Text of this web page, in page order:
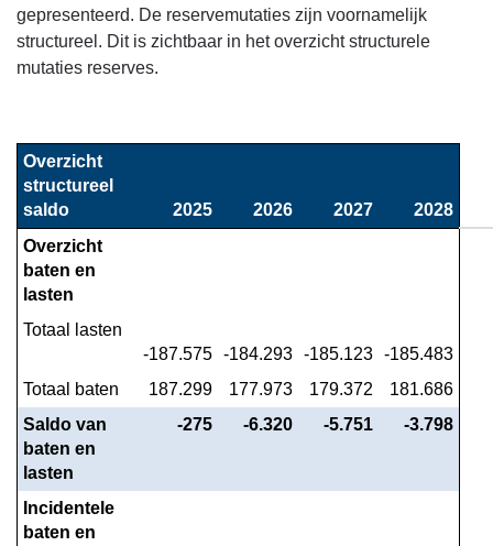
Het
overzicht
van
lasten
toelichting
Overzicht
incidentele
baten
lasten
gepresenteerd. De reservemutaties zijn voornamelijk
structureel. Dit is zichtbaar in het overzicht structurele
mutaties reserves.
Overzicht
structureel
saldo
2025 2026 2027
2028
Overzicht
baten en
lasten
Totaal lasten
-187.575 -184.293 -185.123 -185.483
Totaal baten
187.299 177.973 179.372
181.686
Saldo van
baten en
lasten
-275 -6.320 -5.751 -3.798
Incidentele
baten en